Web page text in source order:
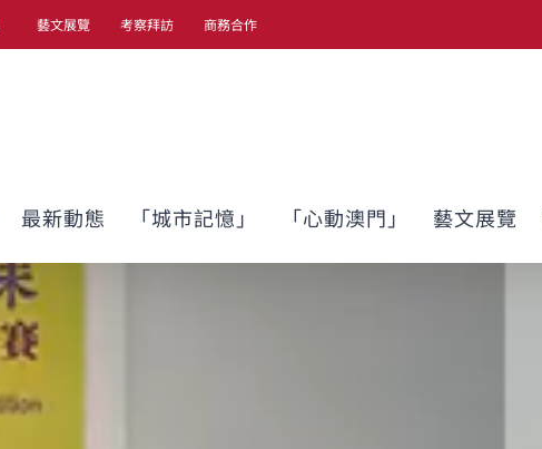
藝文展覽 考察拜訪 商務合作
最新動態 「城市記憶」 「心動澳門」 藝文展覽